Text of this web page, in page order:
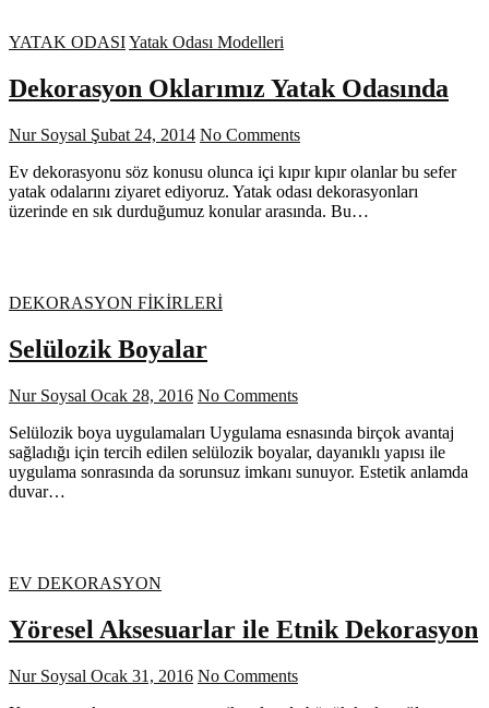
YATAK ODASIYatak Odası Modelleri
Dekorasyon Oklarımız Yatak Odasında
Nur Soysal Şubat 24, 2014 No Comments
Ev dekorasyonu söz konusu olunca içi kıpır kıpır olanlar bu sefer
yatak odalarını ziyaret ediyoruz. Yatak odası dekorasyonları
üzerinde en sık durduğumuz konular arasında. Bu…
DEKORASYON FİKİRLERİ
Selülozik Boyalar
Nur Soysal Ocak 28, 2016 No Comments
Selülozik boya uygulamaları Uygulama esnasında birçok avantaj
sağladığı için tercih edilen selülozik boyalar, dayanıklı yapısı ile
uygulama sonrasında da sorunsuz imkanı sunuyor. Estetik anlamda
duvar…
EV DEKORASYON
Yöresel Aksesuarlar ile Etnik Dekorasyon
Nur Soysal Ocak 31, 2016 No Comments